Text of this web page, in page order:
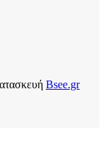
Bsee.gr